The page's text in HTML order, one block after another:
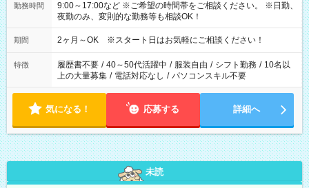
勤務時間
9:00～17:00など ※ご希望の時間帯をご相談ください。 ※日勤、
夜勤のみ、変則的な勤務等も相談OK！
期間 2ヶ月～OK ※スタート日はお気軽にご相談ください！
特徴 履歴書不要 / 40～50代活躍中 / 服装自由 / シフト勤務 / 10名以
上の大量募集 / 電話対応なし / パソコンスキル不要
気になる！ 応募する 詳細へ
未読